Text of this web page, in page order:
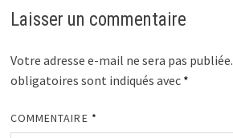
Laisser un commentaire
Votre adresse e-mail ne sera pas publiée.
obligatoires sont indiqués avec *
COMMENTAIRE *